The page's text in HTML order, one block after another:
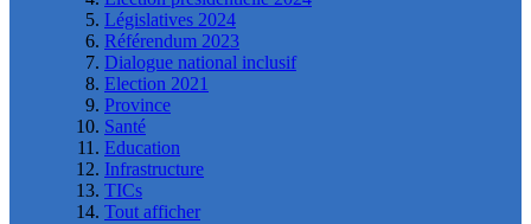
Législatives 2024
Référendum 2023
Dialogue national inclusif
Election 2021
Province
Santé
Education
Infrastructure
TICs
Tout afficher